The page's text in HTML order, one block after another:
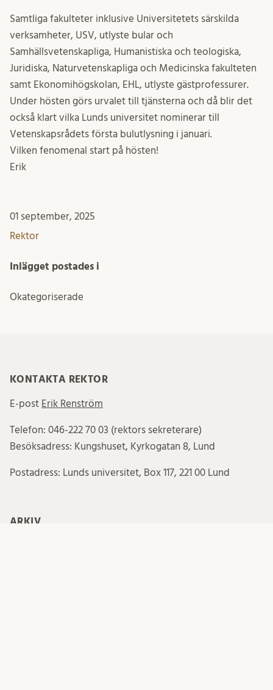
Samtliga fakulteter inklusive Universitetets särskilda
verksamheter, USV, utlyste bular och
Samhällsvetenskapliga, Humanistiska och teologiska,
Juridiska, Naturvetenskapliga och Medicinska fakulteten
samt Ekonomihögskolan, EHL, utlyste gästprofessurer.
Under hösten görs urvalet till tjänsterna och då blir det
också klart vilka Lunds universitet nominerar till
Vetenskapsrådets första bulutlysning i januari.
Vilken fenomenal start på hösten!
Erik
01 september, 2025
Rektor
Inlägget postades i
Okategoriserade
KONTAKTA REKTOR
E-post Erik Renström
Telefon: 046-222 70 03 (rektors sekreterare)
Besöksadress: Kungshuset, Kyrkogatan 8, Lund
Postadress: Lunds universitet, Box 117, 221 00 Lund
ARKIV